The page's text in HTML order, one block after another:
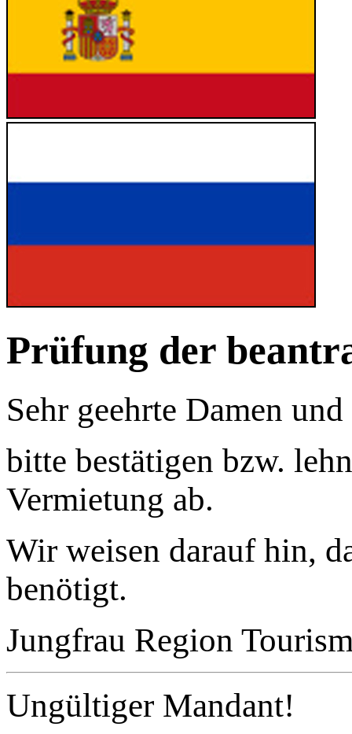
Prüfung der
Sehr geehrte Damen
bitte bestätigen bzw.
Vermietung ab.
Wir weisen darauf hin,
benötigt.
Jungfrau Region
Ungültiger Mandant!